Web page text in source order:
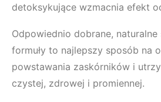
detoksykujące wzmacnia efekt
Odpowiednio dobrane, naturalne
formuły to najlepszy sposób na
powstawania zaskórników i
czystej, zdrowej i promiennej.